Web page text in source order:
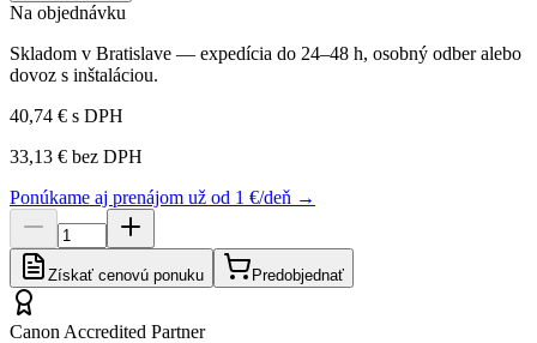
Na objednávku
Skladom v Bratislave — expedícia do 24–48 h, osobný odber alebo
dovoz s inštaláciou.
40,74 € s DPH
33,13 € bez DPH
Ponúkame aj prenájom už od 1 €/deň →
Získať cenovú ponuku Predobjednať
Canon Accredited Partner